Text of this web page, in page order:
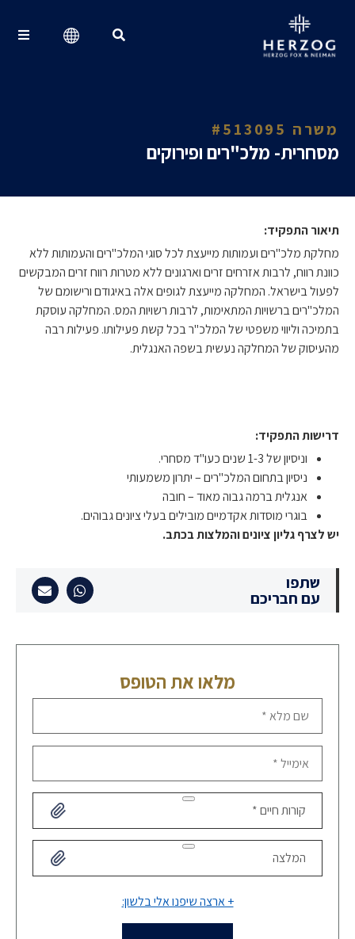
משרה #513095
מסחרית- מלכ"רים ופירוקים
תיאור התפקיד:
מחלקת מלכ"רים ועמותות מייעצת לכל סוגי המלכ"רים והעמותות ללא
כוונת רווח, לרבות אזרחים זרים וארגונים ללא מטרות רווח זרים המבקשים
לפעול בישראל. המחלקה מייעצת לגופים אלה באיגודם ורישומם של
המלכ"רים ברשויות המתאימות, לרבות רשויות המס. המחלקה עוסקת
בתמיכה וליווי משפטי של המלכ"ר בכל קשת פעילותו. פעילות רבה
מהעיסוק של המחלקה נעשית בשפה האנגלית.
דרישות התפקיד:
וניסיון של 1-3 שנים כעו"ד מסחרי.
ניסיון בתחום המלכ"רים – יתרון משמעותי
אנגלית ברמה גבוה מאוד – חובה
בוגרי מוסדות אקדמיים מובילים בעלי ציונים גבוהים.
יש לצרף גליון ציונים והמלצות בכתב.
שתפו
עם חבריכם
מלאו את הטופס
הגישו קורות חיים - שם מלא *
אימייל *
קורות חיים *
המלצה
+ ארצה שיפנו אלי בלשון: